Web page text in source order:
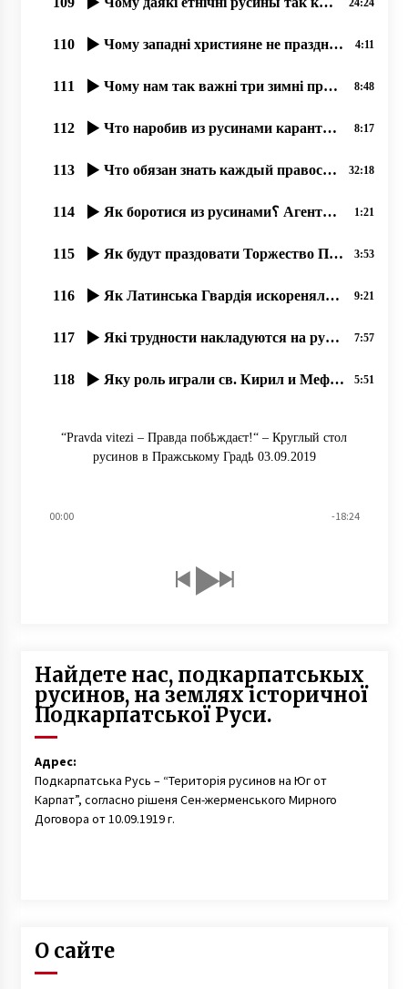
24:24
110 Чому западні християне не празднують Торжество Православия؟ 4:11
111 Чому нам так важні три зимні праздникы؟ 8:48
112 Что наробив из русинами карантин؟, 18.06.2020, прот Димитрий Сидор 8:17
113 Что обязан знать каждый православный о грехе Фанара и о преступлениях чиновников.Андрей Видишенко 32:18
114 Як боротися из русинами؟ Агенты-антирусины рҍшили возглавити наше движение! – Прот. Димитрій Сидор 1:21
115 Як будут праздовати Торжество Православія в Ужгородҍ؟ 3:53
116 Як Латинська Гвардія искореняла в славян Кирилицю. 9:21
117 Які трудности накладуются на русинôв в час Великого Поста؟ 7:57
118 Яку роль играли св. Кирил и Мефодій в созданіи кирилиці؟ 5:51
“Pravda vitezі – Правда побҍждаєт!“ – Круглый стол
русинов в Пражському Градҍ 03.09.2019
00:00 -18:24
Найдете нас, подкарпатськых
русинов, на землях історичної
Подкарпатської Руси.
Адрес:
Подкарпатська Русь – “Територія русинов на Юг от
Карпат”, согласно рішеня Сен-жерменського Мирного
Договора от 10.09.1919 г.
О сайте